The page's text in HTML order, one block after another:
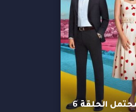
مسلسل حب محتمل الحلقة 6